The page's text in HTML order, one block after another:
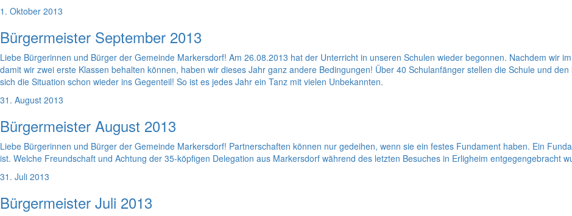
1. Oktober 2013
Bürgermeister September 2013
Liebe Bürgerinnen und Bürger der Gemeinde Markersdorf! Am 26.08.2013 hat der Unterricht in unseren Schulen wieder begonnen. Nachdem wir
damit wir zwei erste Klassen behalten können, haben wir dieses Jahr ganz andere Bedingungen! Über 40 Schulanfänger stellen die Schule und
sich die Situation schon wieder ins Gegenteil! So ist es jedes Jahr ein Tanz mit vielen Unbekannten.
31. August 2013
Bürgermeister August 2013
Liebe Bürgerinnen und Bürger der Gemeinde Markersdorf! Partnerschaften können nur gedeihen, wenn sie ein festes Fundament haben. Ein
ist. Welche Freundschaft und Achtung der 35-köpfigen Delegation aus Markersdorf während des letzten Besuches in Erligheim entgegengebracht
31. Juli 2013
Bürgermeister Juli 2013